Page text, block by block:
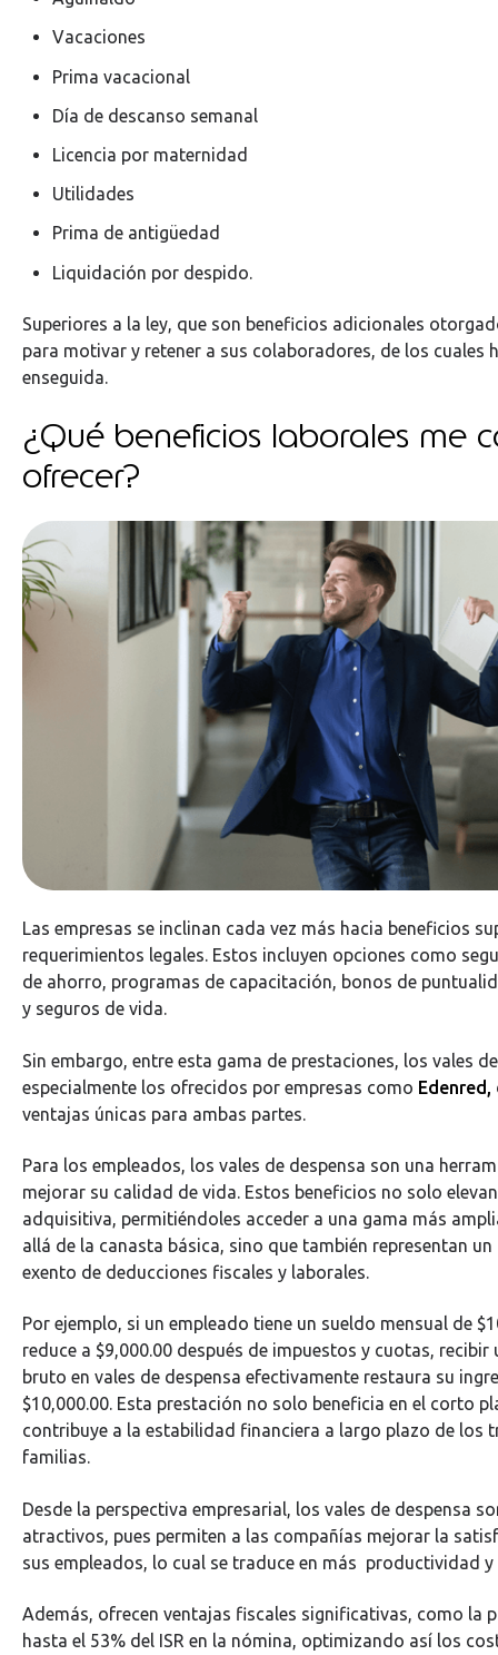
Vacaciones
Prima vacacional
Día de descanso semanal
Licencia por maternidad
Utilidades
Prima de antigüedad
Liquidación por despido.
Superiores a la ley, que son beneficios adicionales
para motivar y retener a sus colaboradores, de los cuales
enseguida.
¿Qué beneficios laborales me
ofrecer?
Las empresas se inclinan cada vez más hacia beneficios
requerimientos legales. Estos incluyen opciones como
de ahorro, programas de capacitación, bonos de
y seguros de vida.
Sin embargo, entre esta gama de prestaciones, los vales
especialmente los ofrecidos por empresas como Edenred,
ventajas únicas para ambas partes.
Para los empleados, los vales de despensa son una
mejorar su calidad de vida. Estos beneficios no solo
adquisitiva, permitiéndoles acceder a una gama más
allá de la canasta básica, sino que también representan
exento de deducciones fiscales y laborales.
Por ejemplo, si un empleado tiene un sueldo mensual de
reduce a $9,000.00 después de impuestos y cuotas, recibir
bruto en vales de despensa efectivamente restaura su
$10,000.00. Esta prestación no solo beneficia en el corto
contribuye a la estabilidad financiera a largo plazo de los
familias.
Desde la perspectiva empresarial, los vales de despensa
atractivos, pues permiten a las compañías mejorar la
sus empleados, lo cual se traduce en más productividad
Además, ofrecen ventajas fiscales significativas, como la
hasta el 53% del ISR en la nómina, optimizando así los